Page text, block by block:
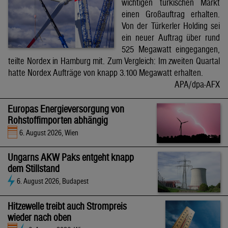
wichtigen türkischen Markt
einen Großauftrag erhalten.
Von der Türkerler Holding sei
ein neuer Auftrag über rund
525 Megawatt eingegangen,
teilte Nordex in Hamburg mit. Zum Vergleich: Im zweiten Quartal
hatte Nordex Aufträge von knapp 3.100 Megawatt erhalten.
APA/dpa-AFX
Europas Energieversorgung von
Rohstoffimporten abhängig
6. August 2026, Wien
Ungarns AKW Paks entgeht knapp
dem Stillstand
6. August 2026, Budapest
Hitzewelle treibt auch Strompreis
wieder nach oben